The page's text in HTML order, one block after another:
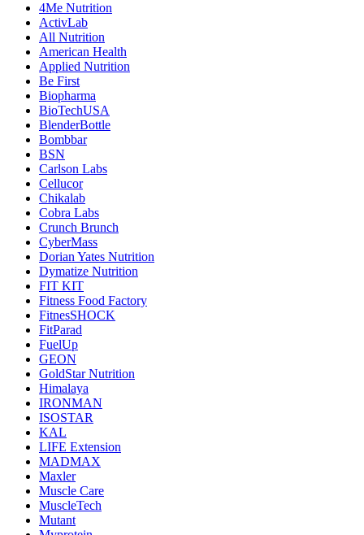
4Me Nutrition
ActivLab
All Nutrition
American Health
Applied Nutrition
Be First
Biopharma
BioTechUSA
BlenderBottle
Bombbar
BSN
Carlson Labs
Cellucor
Chikalab
Cobra Labs
Crunch Brunch
CyberMass
Dorian Yates Nutrition
Dymatize Nutrition
FIT KIT
Fitness Food Factory
FitnesSHOCK
FitParad
FuelUp
GEON
GoldStar Nutrition
Himalaya
IRONMAN
ISOSTAR
KAL
LIFE Extension
MADMAX
Maxler
Muscle Care
MuscleTech
Mutant